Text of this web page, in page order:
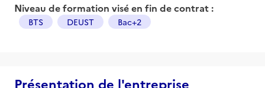
Niveau de formation visé en fin de contrat :
BTS DEUST Bac+2
Présentation de l'entreprise